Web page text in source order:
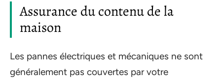
Assurance du contenu de la
maison
Les pannes électriques et mécaniques ne sont
généralement pas couvertes par votre